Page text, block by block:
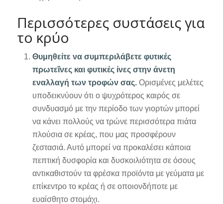
Περισσότερες συστάσεις για
το κρύο
Θυμηθείτε να συμπεριλάβετε φυτικές
πρωτεΐνες και φυτικές ίνες στην άνετη
εναλλαγή των τροφών σας. Ορισμένες μελέτες
υποδεικνύουν ότι ο ψυχρότερος καιρός σε
συνδυασμό με την περίοδο των γιορτών μπορεί
να κάνει πολλούς να τρώνε περισσότερα πιάτα
πλούσια σε κρέας, που μας προσφέρουν
ζεστασιά. Αυτό μπορεί να προκαλέσει κάποια
πεπτική δυσφορία και δυσκοιλιότητα σε όσους
αντικαθιστούν τα φρέσκα προϊόντα με γεύματα με
επίκεντρο το κρέας ή σε οποιονδήποτε με
ευαίσθητο στομάχι.